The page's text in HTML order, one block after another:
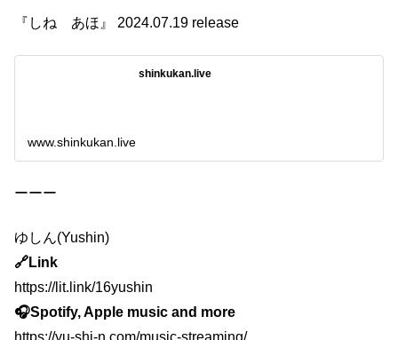
『しね あほ』 2024.07.19 release
shinkukan.live
www.shinkukan.live
ーーー
ゆしん(Yushin)
🔗Link
https://lit.link/16yushin
🎧Spotify, Apple music and more